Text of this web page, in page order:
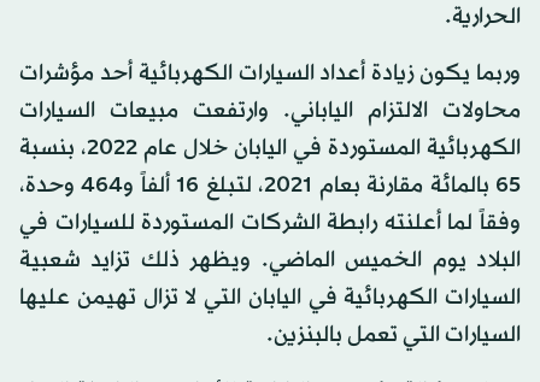
الحرارية.
وربما يكون زيادة أعداد السيارات الكهربائية أحد مؤشرات
محاولات الالتزام الياباني. وارتفعت مبيعات السيارات
الكهربائية المستوردة في اليابان خلال عام 2022، بنسبة
65 بالمائة مقارنة بعام 2021، لتبلغ 16 ألفاً و464 وحدة،
وفقاً لما أعلنته رابطة الشركات المستوردة للسيارات في
البلاد يوم الخميس الماضي. ويظهر ذلك تزايد شعبية
السيارات الكهربائية في اليابان التي لا تزال تهيمن عليها
السيارات التي تعمل بالبنزين.